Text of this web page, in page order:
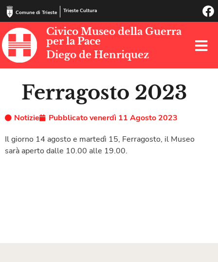
Comune di Trieste Trieste Cultura
Civico Museo della Guerra
per la Pace
Diego de Henriquez
Ferragosto 2023
Notizie Pubblicatovenerdì 11 Agosto 2023
Il giorno 14 agosto e martedì 15, Ferragosto, il Museo
sarà aperto dalle 10.00 alle 19.00.